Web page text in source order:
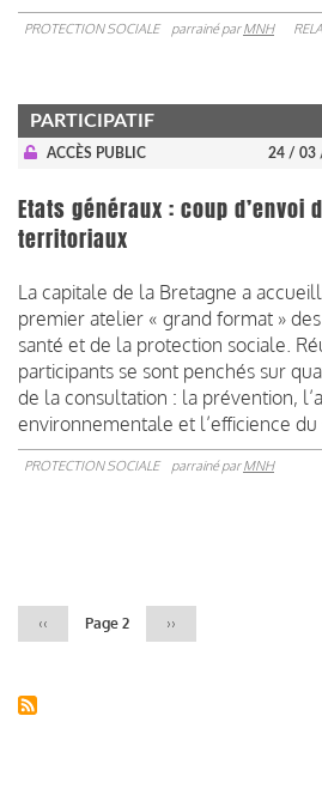
PROTECTION SOCIALE parrainé parMNH
PARTICIPATIF
ACCÈS PUBLIC 24 / 03
Etats généraux : coup d’envoi
territoriaux
La capitale de la Bretagne a
premier atelier « grand format »
santé et de la protection sociale.
participants se sont penchés sur
de la consultation : la prévention,
environnementale et l’efficience du
PROTECTION SOCIALE parrainé parMNH
Page
précédente
‹‹ Page 2
Page
››